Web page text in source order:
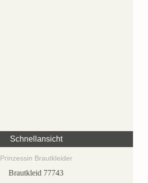
Schnellansicht
Prinzessin Brautkleider
Brautkleid 77743